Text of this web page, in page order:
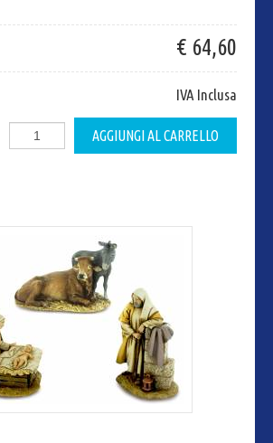
€ 64,60
IVA Inclusa